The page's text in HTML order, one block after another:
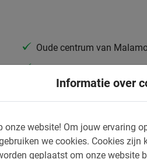
Informatie over
onze website! Om jouw ervaring
we cookies. Cookies zijn
geplaatst om onze website
Oude centrum van
Het strand
Deze geweldige Venetië
Lido eiland. Eenmaal
verkennen. Je fietst o.a. naar